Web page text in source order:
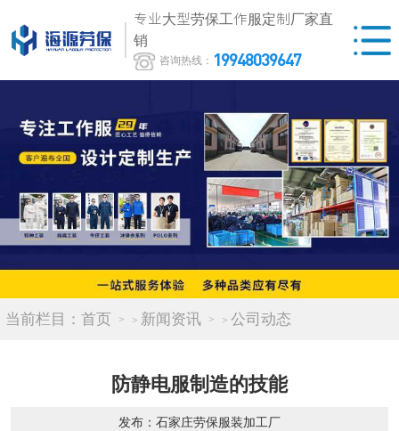
专业大型劳保工作服定制厂家直
销
咨询热线： 19948039647
当前栏目： 首页 > 新闻资讯 > 公司动态
防静电服制造的技能
发布：石家庄劳保服装加工厂